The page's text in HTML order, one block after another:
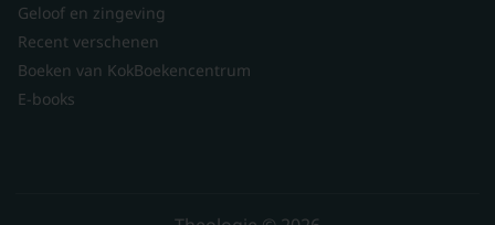
Geloof en zingeving
Recent verschenen
Boeken van KokBoekencentrum
E-books